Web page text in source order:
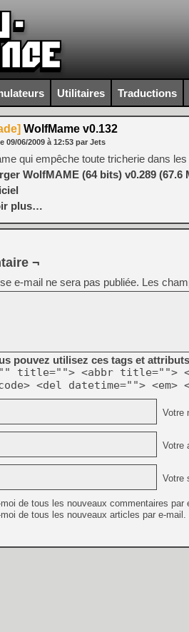
Utilitaires Traductions
WolfMame v0.132
09/06/2009 à 12:53 par Jets
qui empêche toute tricherie dans
WolfMAME (64 bits) v0.289 (67.6
plus…
¬
e-mail ne sera pas publiée. Les
pouvez utilisez ces tags et
title=""> <abbr title="">
<del datetime="">
Votre
Votre
Votre
de tous les nouveaux commentaires par
de tous les nouveaux articles par e-mail.